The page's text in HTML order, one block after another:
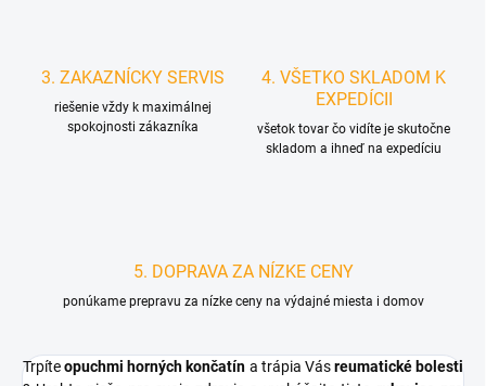
3. ZAKAZNÍCKY SERVIS
riešenie vždy k maximálnej
spokojnosti zákazníka
4. VŠETKO SKLADOM K
EXPEDÍCII
všetok tovar čo vidíte je skutočne
skladom a ihneď na expedíciu
5. DOPRAVA ZA NÍZKE CENY
ponúkame prepravu za nízke ceny na výdajné miesta i domov
Trpíteopuchmi horných končatín a trápia Vásreumatické bolesti